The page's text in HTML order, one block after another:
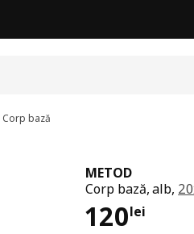
Corp bază
METOD
Corp bază, alb,
120lei
Preț